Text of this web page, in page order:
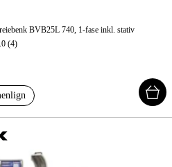
BVB25L 740, 1-fase inkl. stativ
(4)